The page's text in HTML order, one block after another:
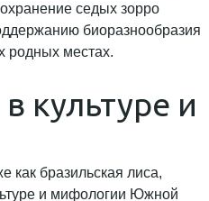
седых зорро
биоразнообразия
родных местах.
культуре и
как бразильская лиса,
и мифологии Южной